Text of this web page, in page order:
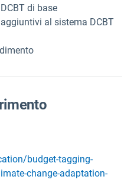
di base
al sistema DCBT
budget-tagging-
change-adaptation-